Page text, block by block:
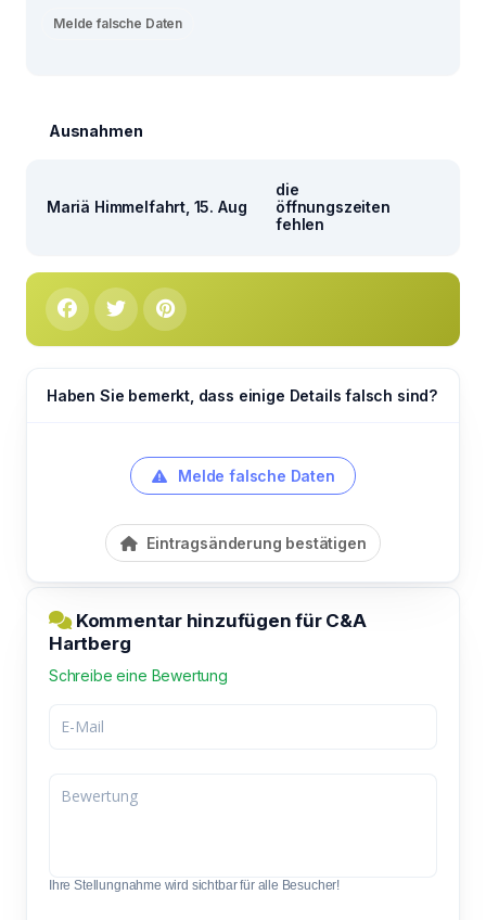
Melde falsche Daten
Ausnahmen
Mariä Himmelfahrt, 15. Aug
die
öffnungszeiten
fehlen
Haben Sie bemerkt, dass einige Details falsch sind?
Melde falsche Daten
Eintragsänderung bestätigen
Kommentar hinzufügen für C&A
Hartberg
Schreibe eine Bewertung
Ihre Stellungnahme wird sichtbar für alle Besucher!